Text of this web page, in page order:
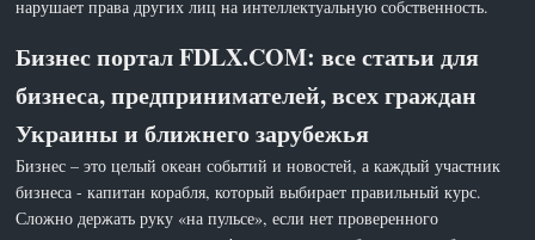
нарушает права других лиц на интеллектуальную собственность.
Бизнес портал FDLX.COM: все статьи для
бизнеса, предпринимателей, всех граждан
Украины и ближнего зарубежья
Бизнес – это целый океан событий и новостей, а каждый участник
бизнеса - капитан корабля, который выбирает правильный курс.
Сложно держать руку «на пульсе», если нет проверенного